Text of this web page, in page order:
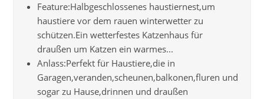
Feature:Halbgeschlossenes haustiernest,um
haustiere vor dem rauen winterwetter zu
schützen.Ein wetterfestes Katzenhaus für
draußen um Katzen ein warmes...
Anlass:Perfekt für Haustiere,die in
Garagen,veranden,scheunen,balkonen,fluren und
sogar zu Hause,drinnen und draußen